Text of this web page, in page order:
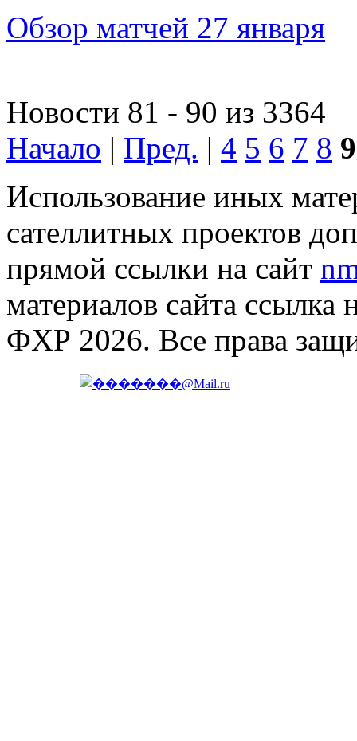
Обзор матчей 27 января
Новости 81 - 90 из 3364
Начало | Пред. | 4 5 6 7 8 9
Использование иных
сателлитных проектов
прямой ссылки на сайт
материалов сайта ссылка
ФХР 2026. Все права